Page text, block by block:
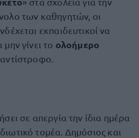
των καθηγητών, οι
εκπαιδευτικοί να
γίνει το ολοήμερο
σε απεργία την ίδια ημέρα
τομέα. Δημόσιος και